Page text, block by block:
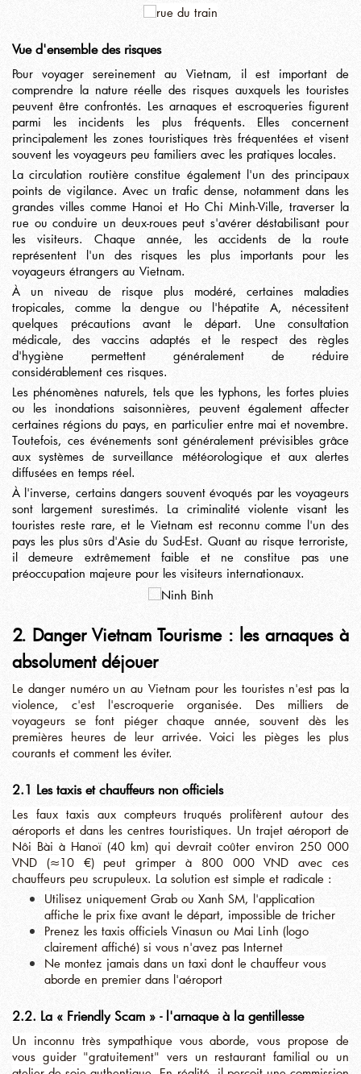
Vue d'ensemble des risques
Pour voyager sereinement au Vietnam, il est important de
comprendre la nature réelle des risques auxquels les touristes
peuvent être confrontés. Les arnaques et escroqueries figurent
parmi les incidents les plus fréquents. Elles concernent
principalement les zones touristiques très fréquentées et visent
souvent les voyageurs peu familiers avec les pratiques locales.
La circulation routière constitue également l'un des principaux
points de vigilance. Avec un trafic dense, notamment dans les
grandes villes comme Hanoi et Ho Chi Minh-Ville, traverser la
rue ou conduire un deux-roues peut s'avérer déstabilisant pour
les visiteurs. Chaque année, les accidents de la route
représentent l'un des risques les plus importants pour les
voyageurs étrangers au Vietnam.
À un niveau de risque plus modéré, certaines maladies
tropicales, comme la dengue ou l'hépatite A, nécessitent
quelques précautions avant le départ. Une consultation
médicale, des vaccins adaptés et le respect des règles
d'hygiène permettent généralement de réduire
considérablement ces risques.
Les phénomènes naturels, tels que les typhons, les fortes pluies
ou les inondations saisonnières, peuvent également affecter
certaines régions du pays, en particulier entre mai et novembre.
Toutefois, ces événements sont généralement prévisibles grâce
aux systèmes de surveillance météorologique et aux alertes
diffusées en temps réel.
À l'inverse, certains dangers souvent évoqués par les voyageurs
sont largement surestimés. La criminalité violente visant les
touristes reste rare, et le Vietnam est reconnu comme l'un des
pays les plus sûrs d'Asie du Sud-Est. Quant au risque terroriste,
il demeure extrêmement faible et ne constitue pas une
préoccupation majeure pour les visiteurs internationaux.
2. Danger Vietnam Tourisme : les arnaques à
absolument déjouer
Le danger numéro un au Vietnam pour les touristes n'est pas la
violence, c'est l'escroquerie organisée. Des milliers de
voyageurs se font piéger chaque année, souvent dès les
premières heures de leur arrivée. Voici les pièges les plus
courants et comment les éviter.
2.1 Les taxis et chauffeurs non officiels
Les faux taxis aux compteurs truqués prolifèrent autour des
aéroports et dans les centres touristiques. Un trajet aéroport de
Nôi Bài à Hanoï (40 km) qui devrait coûter environ 250 000
VND (≈10 €) peut grimper à 800 000 VND avec ces
chauffeurs peu scrupuleux. La solution est simple et radicale :
Utilisez uniquement Grab ou Xanh SM, l'application
affiche le prix fixe avant le départ, impossible de tricher
Prenez les taxis officiels Vinasun ou Mai Linh (logo
clairement affiché) si vous n'avez pas Internet
Ne montez jamais dans un taxi dont le chauffeur vous
aborde en premier dans l'aéroport
2.2. La « Friendly Scam » - l'arnaque à la gentillesse
Un inconnu très sympathique vous aborde, vous propose de
vous guider "gratuitement" vers un restaurant familial ou un